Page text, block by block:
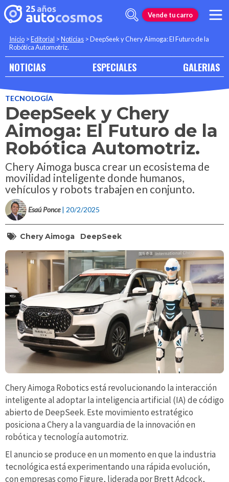
Vende tu carro
Inicio >Editorial >Noticias >DeepSeek y Chery Aimoga: El Futuro de la
Robótica Automotriz.
NOTICIAS ESPECIALES GALERIAS
TECNOLOGÍA
DeepSeek y Chery
Aimoga: El Futuro de la
Robótica Automotriz.
Chery Aimoga busca crear un ecosistema de
movilidad inteligente donde humanos,
vehículos y robots trabajen en conjunto.
Esaú Ponce | 20/2/2025
Chery Aimoga DeepSeek
Chery Aimoga Robotics está revolucionando la interacción
inteligente al adoptar la inteligencia artificial (IA) de código
abierto de DeepSeek. Este movimiento estratégico
posiciona a Chery a la vanguardia de la innovación en
robótica y tecnología automotriz.
El anuncio se produce en un momento en que la industria
tecnológica está experimentando una rápida evolución,
con empresas como Figure, liderada por Brett Adcock,